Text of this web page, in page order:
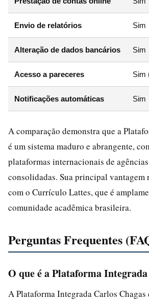
Envio de relatórios Sim
Alteração de dados bancários Sim
Acesso a pareceres Sim
Notificações automáticas Sim
A comparação demonstra que a
é um sistema maduro e abrangente,
plataformas internacionais de
consolidadas. Sua principal vantagem
com o Currículo Lattes, que é
comunidade acadêmica brasileira.
Perguntas Frequentes
O que é a Plataforma
A Plataforma Integrada Carlos Chagas